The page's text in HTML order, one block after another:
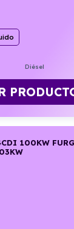
Diésel
100KW